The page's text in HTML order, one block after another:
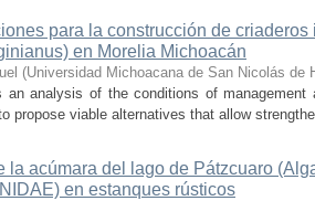
para la construcción de
en Morelia Michoacán
(Universidad Michoacana de San Nicolás de
an analysis of the conditions of
propose viable alternatives that allow
la acúmara del lago de Pátzcuaro
en estanques rústicos